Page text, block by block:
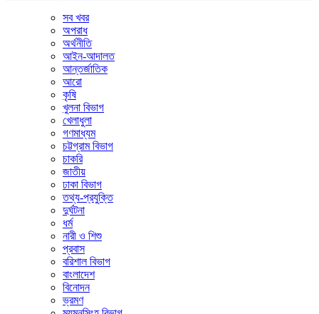
সব খবর
অপরাধ
অর্থনীতি
আইন-আদালত
আন্তর্জাতিক
আরো
কৃষি
খুলনা বিভাগ
খেলাধুলা
গণমাধ্যম
চট্টগ্রাম বিভাগ
চাকরি
জাতীয়
ঢাকা বিভাগ
তথ্য-প্রযুক্তি
দুর্ঘটনা
ধর্ম
নারী ও শিশু
প্রবাস
বরিশাল বিভাগ
বাংলাদেশ
বিনোদন
ভ্রমণ